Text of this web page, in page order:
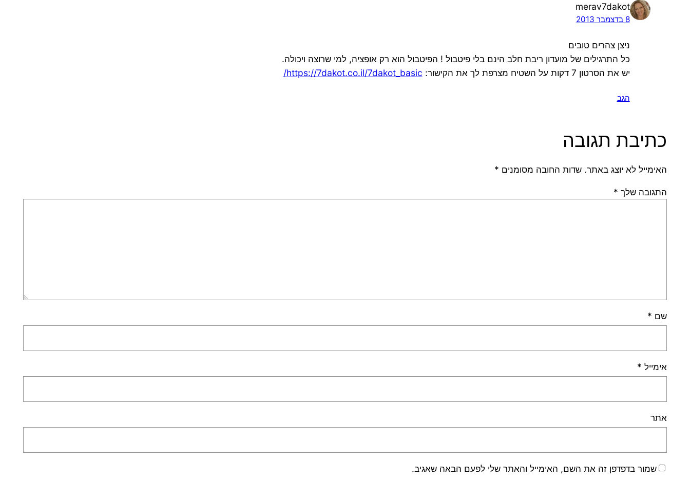
merav7dakot
8 בדצמבר 2013
ניצן צהרים טובים
כל התרגילים של מועדון ריבת חלב הינם בלי פיטבול ! הפיטבול הוא רק אופציה, למי שרוצה ויכולה.
יש את הסרטון 7 דקות על השטיח מצרפת לך את הקישור:
https://7dakot.co.il/7dakot_basic/
הגב
כתיבת תגובה
האימייל לא יוצג באתר. שדות החובה מסומנים *
התגובה שלך *
שם *
אימייל *
אתר
שמור בדפדפן זה את השם, האימייל והאתר שלי לפעם הבאה שאגיב.